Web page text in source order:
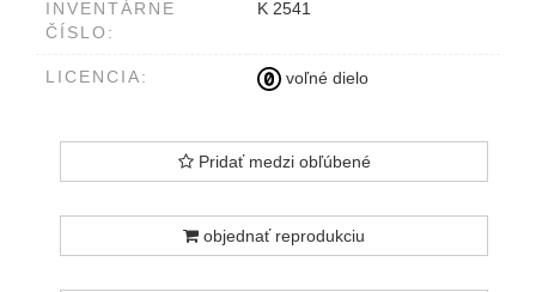
INVENTÁRNE
ČÍSLO:
K 2541
LICENCIA: voľné dielo
Pridať medzi obľúbené
objednať reprodukciu